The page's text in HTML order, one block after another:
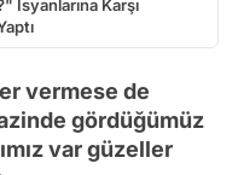
İsyanlarına Karşı
vermese de
gördüğümüz
var güzeller